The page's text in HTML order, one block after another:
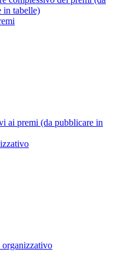
in tabelle)
ai premi (da pubblicare in
organizzativo